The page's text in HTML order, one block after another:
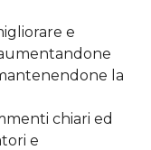
e
la
chiari ed
e